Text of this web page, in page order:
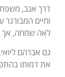
דרך אגב,
וחיים
לאה שמחה, אך
גם אברהם
את דמותו